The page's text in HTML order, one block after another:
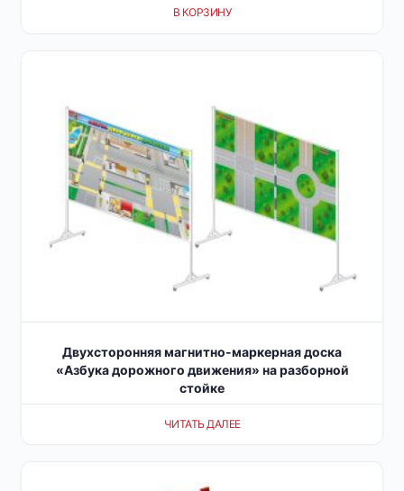
В КОРЗИНУ
Двухсторонняя магнитно-маркерная доска
«Азбука дорожного движения» на разборной
стойке
ЧИТАТЬ ДАЛЕЕ